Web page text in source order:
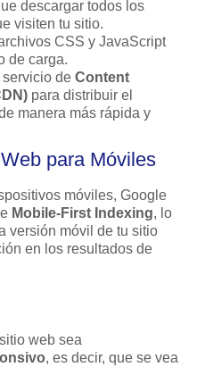
descargar todos los
visiten tu sitio.
CSS y JavaScript
de carga.
de Content
para distribuir el
manera más rápida y
para Móviles
móviles, Google
Mobile-First Indexing, lo
versión móvil de tu sitio
en los resultados de
web sea
, es decir, que se vea